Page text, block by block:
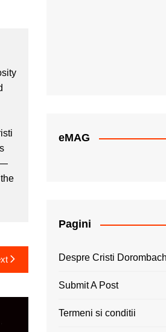
—
eMAG
Pagini
Despre Cristi Dorombach
Submit A Post
Termeni si conditii